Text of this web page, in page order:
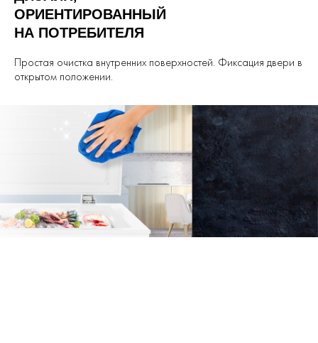
ОРИЕНТИРОВАННЫЙ
НА ПОТРЕБИТЕЛЯ
Простая очистка внутренних поверхностей. Фиксация двери в
открытом положении.